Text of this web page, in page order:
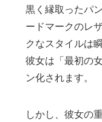
黒く縁取ったパ
ードマークのレ
クなスタイルは
彼女は「最初の
ン化されます。
しかし、彼女の